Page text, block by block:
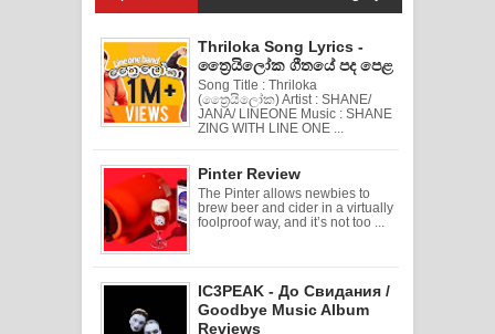
Thriloka Song Lyrics -
ත්‍රෛයිලෝක ගීතයේ පද පෙළ
Song Title : Thriloka
(ත්‍රෛයිලෝක) Artist : SHANE/
JANA/ LINEONE Music : SHANE
ZING WITH LINE ONE ...
Pinter Review
The Pinter allows newbies to
brew beer and cider in a virtually
foolproof way, and it’s not too ...
IC3PEAK - До Свидания /
Goodbye Music Album
Reviews